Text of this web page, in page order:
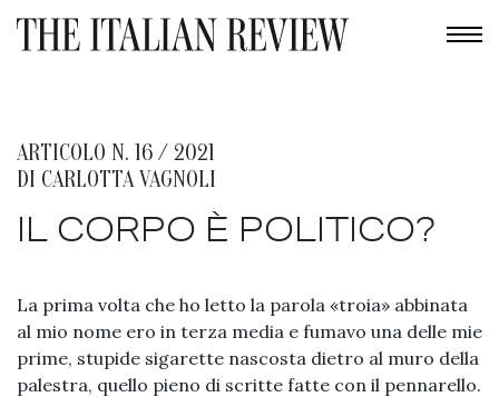
ARTICOLO N. 16 / 2021
DI CARLOTTA VAGNOLI
IL CORPO È POLITICO?
La prima volta che ho letto la parola «troia» abbinata
al mio nome ero in terza media e fumavo una delle mie
prime, stupide sigarette nascosta dietro al muro della
palestra, quello pieno di scritte fatte con il pennarello.